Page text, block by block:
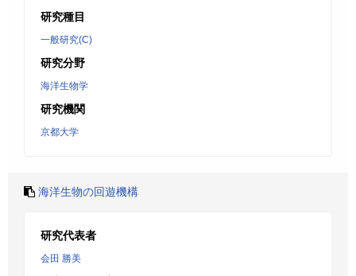
研究種目
一般研究(C)
研究分野
海洋生物学
研究機関
京都大学
海洋生物の回遊機構
研究代表者
会田 勝美